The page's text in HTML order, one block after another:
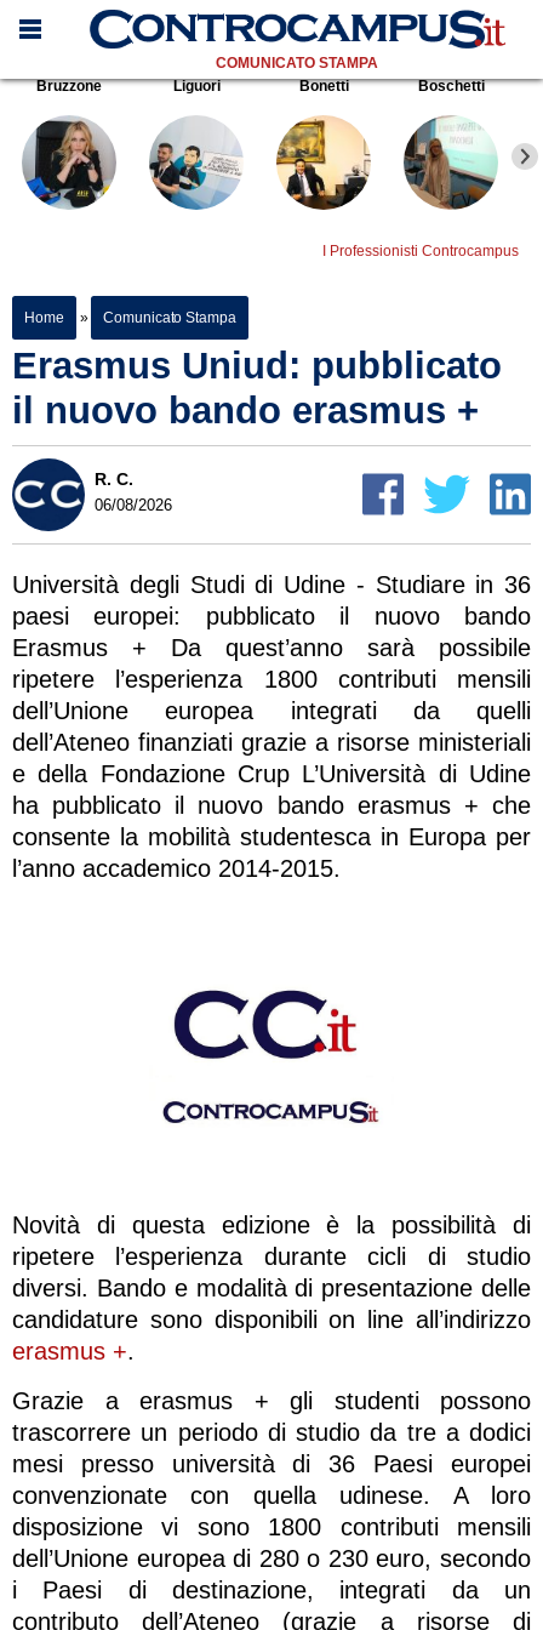
COMUNICATO STAMPA
Bruzzone
Liguori Bonetti Boschetti
I Professionisti Controcampus
Home » Comunicato Stampa
Erasmus Uniud: pubblicato
il nuovo bando erasmus +
R. C.
06/08/2026
Università degli Studi di Udine - Studiare in 36
paesi europei: pubblicato il nuovo bando
Erasmus + Da quest’anno sarà possibile
ripetere l’esperienza 1800 contributi mensili
dell’Unione europea integrati da quelli
dell’Ateneo finanziati grazie a risorse ministeriali
e della Fondazione Crup L’Università di Udine
ha pubblicato il nuovo bando erasmus + che
consente la mobilità studentesca in Europa per
l’anno accademico 2014-2015.
Novità di questa edizione è la possibilità di
ripetere l’esperienza durante cicli di studio
diversi. Bando e modalità di presentazione delle
candidature sono disponibili on line all’indirizzo
erasmus +.
Grazie a erasmus + gli studenti possono
trascorrere un periodo di studio da tre a dodici
mesi presso università di 36 Paesi europei
convenzionate con quella udinese. A loro
disposizione vi sono 1800 contributi mensili
dell’Unione europea di 280 o 230 euro, secondo
i Paesi di destinazione, integrati da un
contributo dell’Ateneo (grazie a risorse di